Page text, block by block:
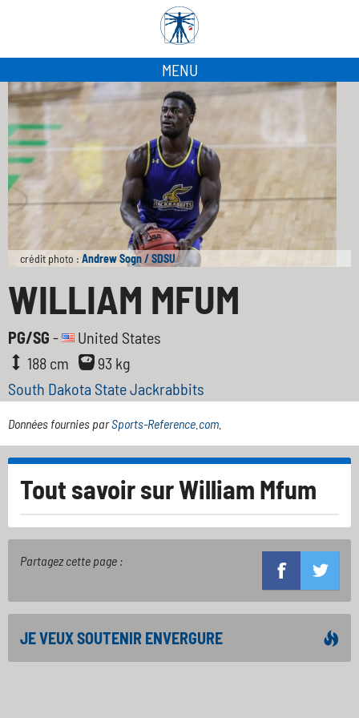
MENU
crédit photo : Andrew Sogn / SDSU
WILLIAM MFUM
PG/SG -
United States
188 cm
93 kg
South Dakota State Jackrabbits
Données fournies parSports-Reference.com
Tout savoir surWilliam Mfum
Partagez cette page :
JE VEUX SOUTENIR ENVERGURE